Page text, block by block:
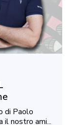
di Paolo
il nostro ami...